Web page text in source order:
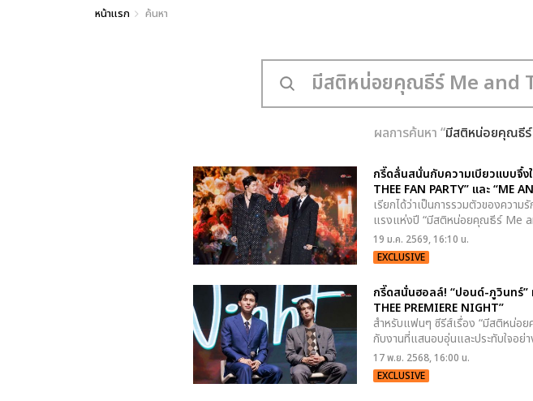
หน้าแรก ค้นหา
ผลการค้นหา “มีสติหน่อยคุณธี
กรี๊ดลั่นสนั่นกับความเบียวแบบจึ้ง
THEE FAN PARTY” และ “ME
เรียกได้ว่าเป็นการรวมตัวของควา
แรงแห่งปี “มีสติหน่อยคุณธีร์ Me
19 ม.ค. 2569, 16:10 น.
EXCLUSIVE
กรี๊ดสนั่นฮอลล์! “ปอนด์-ภูวินทร์”
THEE PREMIERE NIGHT”
สำหรับแฟนๆ ซีรีส์เรื่อง “มีสติหน่อ
กับงานที่แสนอบอุ่นและประทับใจอ
17 พ.ย. 2568, 16:00 น.
EXCLUSIVE